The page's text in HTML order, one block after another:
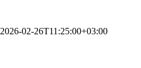
2026-02-26T11:25:00+03:00